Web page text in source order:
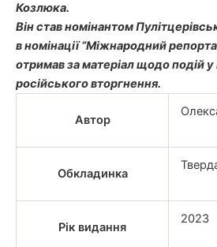
Козлюка.
Він став номінантом
в номінації “Міжнародний
отримав за матеріал щодо подій у
російського вторгнення.
Автор
Обкладинка
Рік видання
2023